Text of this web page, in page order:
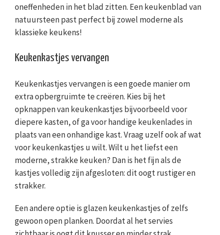
oneffenheden in het blad zitten. Een keukenblad van
natuursteen past perfect bij zowel moderne als
klassieke keukens!
Keukenkastjes vervangen
Keukenkastjes vervangen is een goede manier om
extra opbergruimte te creëren. Kies bij het
opknappen van keukenkastjes bijvoorbeeld voor
diepere kasten, of ga voor handige keukenlades in
plaats van een onhandige kast. Vraag uzelf ook af wat
voor keukenkastjes u wilt. Wilt u het liefst een
moderne, strakke keuken? Dan is het fijn als de
kastjes volledig zijn afgesloten: dit oogt rustiger en
strakker.
Een andere optie is glazen keukenkastjes of zelfs
gewoon open planken. Doordat al het servies